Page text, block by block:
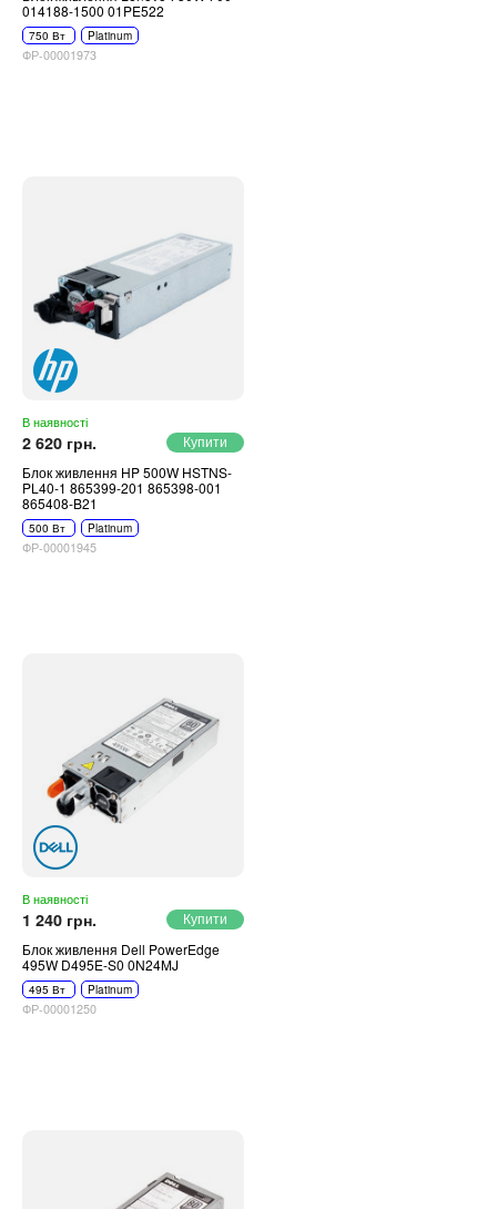
014188-1500 01PE522
750 Вт Platinum
ФР-00001973
В наявності
2 620 грн.
Блок живлення HP 500W HSTNS-
PL40-1 865399-201 865398-001
865408-B21
500 Вт Platinum
ФР-00001945
В наявності
1 240 грн.
Блок живлення Dell PowerEdge
495W D495E-S0 0N24MJ
495 Вт Platinum
ФР-00001250